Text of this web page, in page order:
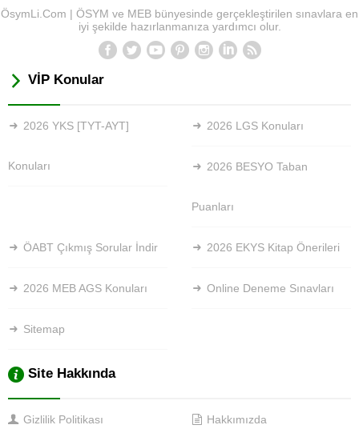
ÖsymLi.Com | ÖSYM ve MEB bünyesinde gerçekleştirilen sınavlara en
iyi şekilde hazırlanmanıza yardımcı olur.
VİP Konular
2026 YKS [TYT-AYT]
Konuları
2026 LGS Konuları
2026 BESYO Taban
Puanları
ÖABT Çıkmış Sorular İndir 2026 EKYS Kitap Önerileri
2026 MEB AGS Konuları Online Deneme Sınavları
Sitemap
Site Hakkında
Gizlilik Politikası Hakkımızda